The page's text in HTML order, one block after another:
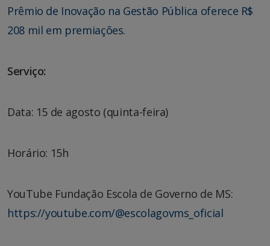
Prêmio de Inovação na Gestão Pública oferece R$
208 mil em premiações.
Serviço:
Data: 15 de agosto (quinta-feira)
Horário: 15h
YouTube Fundação Escola de Governo de MS:
https://youtube.com/@escolagovms_oficial